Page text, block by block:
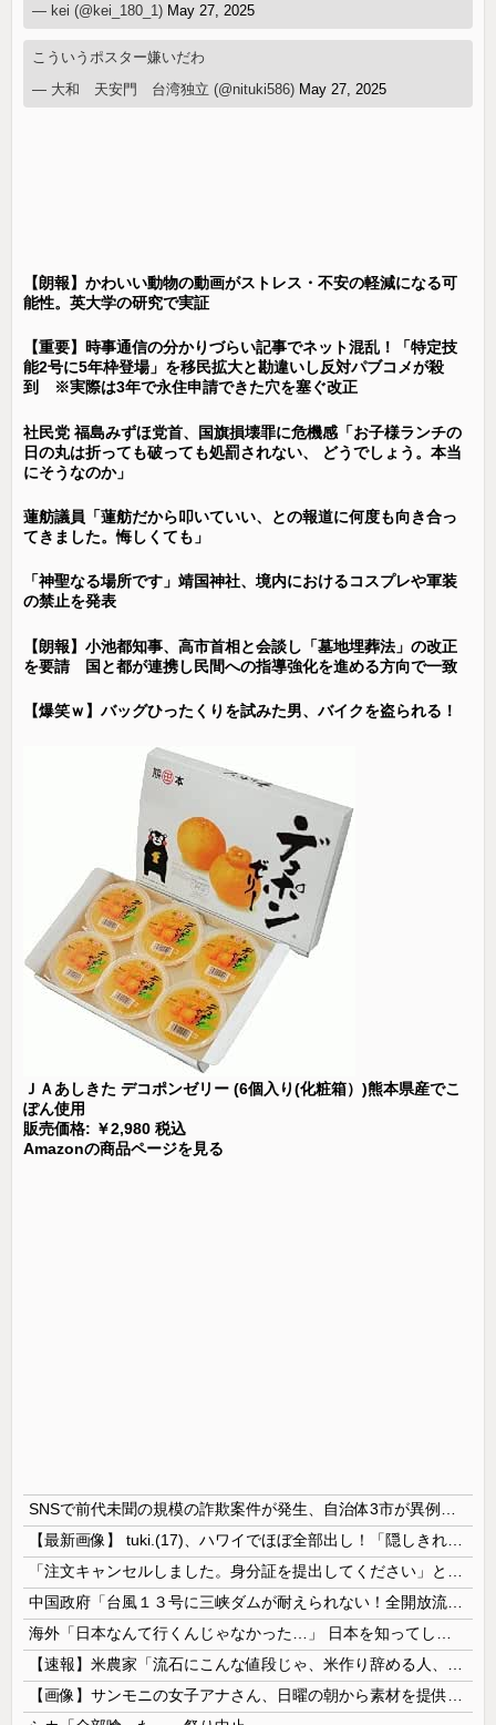
— kei (@kei_180_1) May 27, 2025
こういうポスター嫌いだわ
— 大和 天安門 台湾独立 (@nituki586) May 27, 2025
【朗報】かわいい動物の動画がストレス・不安の軽減になる可
能性。英大学の研究で実証
【重要】時事通信の分かりづらい記事でネット混乱！「特定技
能2号に5年枠登場」を移民拡大と勘違いし反対パブコメが殺
到 ※実際は3年で永住申請できた穴を塞ぐ改正
社民党 福島みずほ党首、国旗損壊罪に危機感「お子様ランチの
日の丸は折っても破っても処罰されない、 どうでしょう。本当
にそうなのか」
蓮舫議員「蓮舫だから叩いていい、との報道に何度も向き合っ
てきました。悔しくても」
「神聖なる場所です」靖国神社、境内におけるコスプレや軍装
の禁止を発表
【朗報】小池都知事、高市首相と会談し「墓地埋葬法」の改正
を要請 国と都が連携し民間への指導強化を進める方向で一致
【爆笑ｗ】バッグひったくりを試みた男、バイクを盗られる！
ＪＡあしきた デコポンゼリー (6個入り(化粧箱）)熊本県産でこ
ぽん使用
販売価格: ￥2,980 税込
Amazonの商品ページを見る